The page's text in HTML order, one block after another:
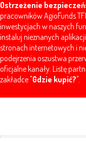
Ostrzeżenie
pracowników AgioFunds
inwestycjach w naszych
instaluj nieznanych
stronach internetowych i
podejrzenia oszustwa
oficjalne kanały. Listę
zakładce "Gdzie kupić?".